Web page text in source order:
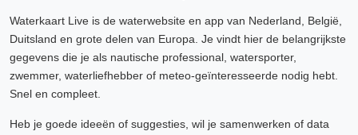
Waterkaart Live is de waterwebsite en app van Nederland, België,
Duitsland en grote delen van Europa. Je vindt hier de belangrijkste
gegevens die je als nautische professional, watersporter,
zwemmer, waterliefhebber of meteo-geïnteresseerde nodig hebt.
Snel en compleet.
Heb je goede ideeën of suggesties, wil je samenwerken of data